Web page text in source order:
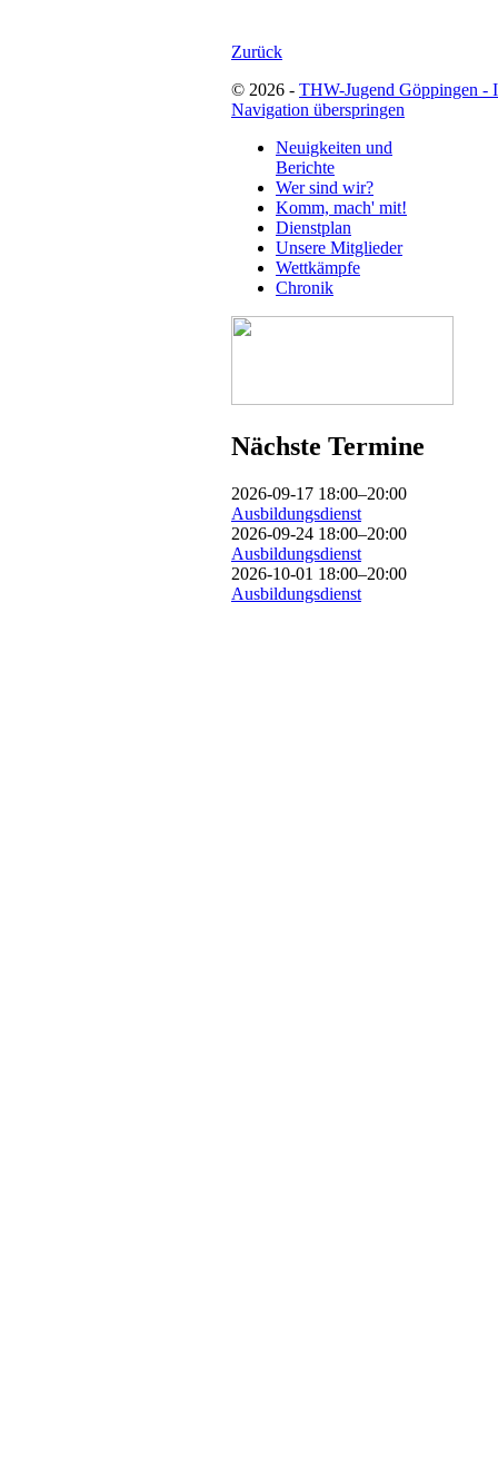
Zurück
© 2026 - THW-Jugend Göppingen -
Navigation überspringen
Neuigkeiten und
Berichte
Wer sind wir?
Komm, mach' mit!
Dienstplan
Unsere Mitglieder
Wettkämpfe
Chronik
Nächste Termine
2026-09-17 18:00–20:00
Ausbildungsdienst
2026-09-24 18:00–20:00
Ausbildungsdienst
2026-10-01 18:00–20:00
Ausbildungsdienst